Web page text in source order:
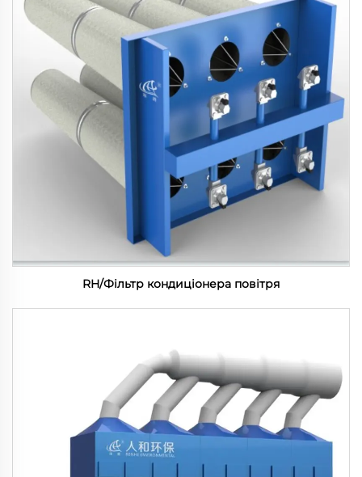
RH/Фільтр кондиціонера повітря